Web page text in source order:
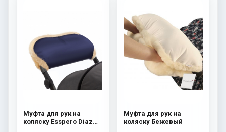
Муфта для рук на
коляску Esspero Diaz
Муфта для рук на
коляску Бежевый